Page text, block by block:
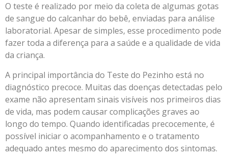
O teste é realizado por meio da coleta de algumas gotas
de sangue do calcanhar do bebê, enviadas para análise
laboratorial. Apesar de simples, esse procedimento pode
fazer toda a diferença para a saúde e a qualidade de vida
da criança.
A principal importância do Teste do Pezinho está no
diagnóstico precoce. Muitas das doenças detectadas pelo
exame não apresentam sinais visíveis nos primeiros dias
de vida, mas podem causar complicações graves ao
longo do tempo. Quando identificadas precocemente, é
possível iniciar o acompanhamento e o tratamento
adequado antes mesmo do aparecimento dos sintomas.